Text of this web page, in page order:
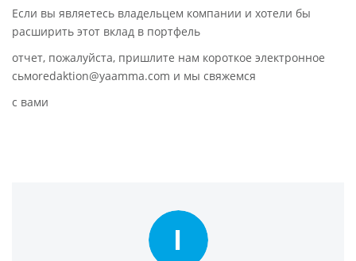
Если вы являетесь владельцем компании и хотели бы
расширить этот вклад в портфель
отчет, пожалуйста, пришлите нам короткое электронное
сьмоredaktion@yaamma.com и мы свяжемся
с вами
I